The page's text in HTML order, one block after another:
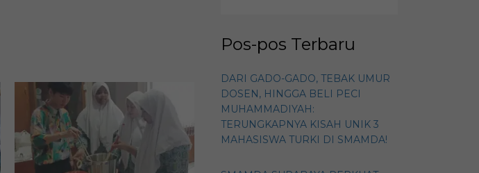
Pos-pos Terbaru
DARI GADO-GADO, TEBAK UMUR
DOSEN, HINGGA BELI PECI
MUHAMMADIYAH:
TERUNGKAPNYA KISAH UNIK 3
MAHASISWA TURKI DI SMAMDA!